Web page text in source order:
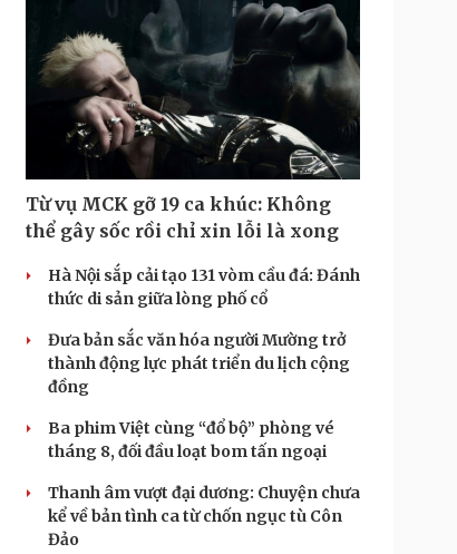
Từ vụ MCK gỡ 19 ca khúc: Không
thể gây sốc rồi chỉ xin lỗi là xong
Hà Nội sắp cải tạo 131 vòm cầu đá: Đánh
thức di sản giữa lòng phố cổ
Đưa bản sắc văn hóa người Mường trở
thành động lực phát triển du lịch cộng
đồng
Ba phim Việt cùng “đổ bộ” phòng vé
tháng 8, đối đầu loạt bom tấn ngoại
Thanh âm vượt đại dương: Chuyện chưa
kể về bản tình ca từ chốn ngục tù Côn
Đảo